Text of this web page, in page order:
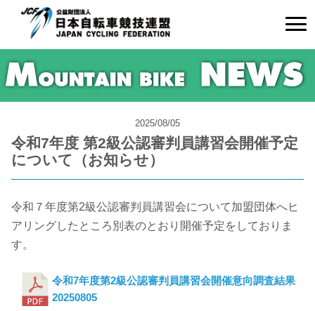
2025/08/05
令和7年度 第2級公認審判員講習会開催予定
について（お知らせ）
令和７年度第2級公認審判員講習会について加盟団体へヒ
アリングしたところ別表のとおり開催予定をしておりま
す。
令和7年度第2級公認審判員講習会開催意向調査結果
20250805